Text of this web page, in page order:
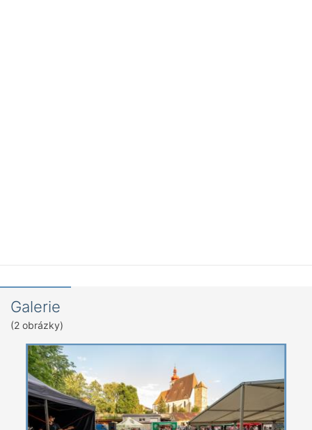
Galerie
(2 obrázky)